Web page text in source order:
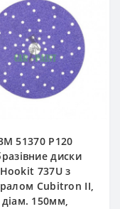
51370 P120
диски
Hookit 737U з
Cubitron II,
діам. 150мм,